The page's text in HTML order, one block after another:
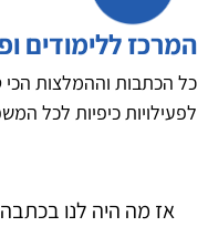
המרכז ללימודים
כל הכתבות וההמלצות הכי
לפעילויות כיפיות לכל
אז מה היה לנו